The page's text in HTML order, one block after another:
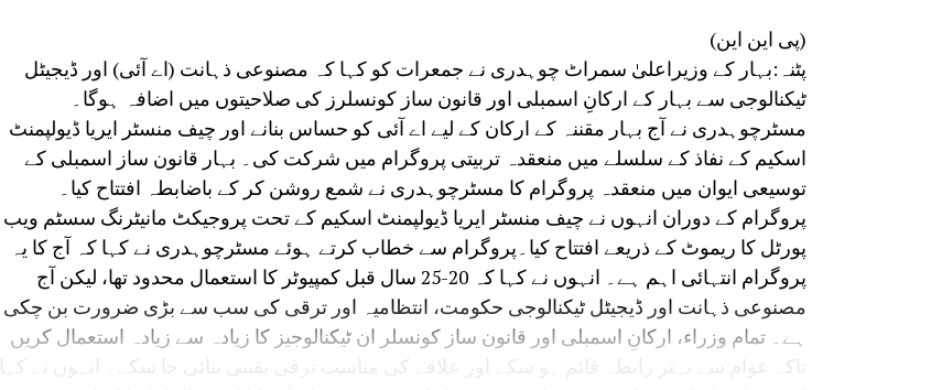
(پی این این)
پٹنہ:بہار کے وزیراعلیٰ سمراٹ چوہدری نے جمعرات کو کہا کہ مصنوعی ذہانت (اے آئی) اور ڈیجیٹل
ٹیکنالوجی سے بہار کے ارکانِ اسمبلی اور قانون ساز کونسلرز کی صلاحیتوں میں اضافہ ہوگا۔
مسٹرچوہدری نے آج بہار مقننہ کے ارکان کے لیے اے آئی کو حساس بنانے اور چیف منسٹر ایریا ڈیولپمنٹ
اسکیم کے نفاذ کے سلسلے میں منعقدہ تربیتی پروگرام میں شرکت کی۔ بہار قانون ساز اسمبلی کے
توسیعی ایوان میں منعقدہ پروگرام کا مسٹرچوہدری نے شمع روشن کر کے باضابطہ افتتاح کیا۔
پروگرام کے دوران انہوں نے چیف منسٹر ایریا ڈیولپمنٹ اسکیم کے تحت پروجیکٹ مانیٹرنگ سسٹم ویب
پورٹل کا ریموٹ کے ذریعے افتتاح کیا۔پروگرام سے خطاب کرتے ہوئے مسٹرچوہدری نے کہا کہ آج کا یہ
پروگرام انتہائی اہم ہے۔ انہوں نے کہا کہ 20-25 سال قبل کمپیوٹر کا استعمال محدود تھا، لیکن آج
مصنوعی ذہانت اور ڈیجیٹل ٹیکنالوجی حکومت، انتظامیہ اور ترقی کی سب سے بڑی ضرورت بن چکی
ہے۔ تمام وزراء، ارکانِ اسمبلی اور قانون ساز کونسلر ان ٹیکنالوجیز کا زیادہ سے زیادہ استعمال کریں
تاکہ عوام سے بہتر رابطہ قائم ہو سکے اور علاقے کی مناسب ترقی یقینی بنائی جا سکے۔ انہوں نے کہا